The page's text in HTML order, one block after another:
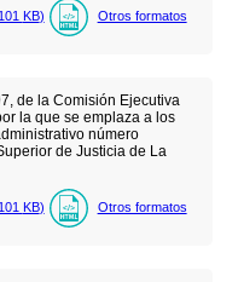
KB) Otros formatos
de la Comisión Ejecutiva
la que se emplaza a los
número
de Justicia de La
KB) Otros formatos